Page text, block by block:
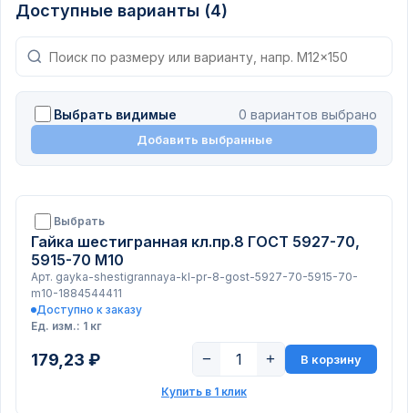
Доступные варианты (4)
Выбрать видимые 0 вариантов выбрано
Добавить выбранные
Выбрать
Гайка шестигранная кл.пр.8 ГОСТ 5927-70,
5915-70 М10
Арт. gayka-shestigrannaya-kl-pr-8-gost-5927-70-5915-70-
m10-1884544411
Доступно к заказу
Ед. изм.: 1 кг
179,23 ₽ − + В корзину
Купить в 1 клик